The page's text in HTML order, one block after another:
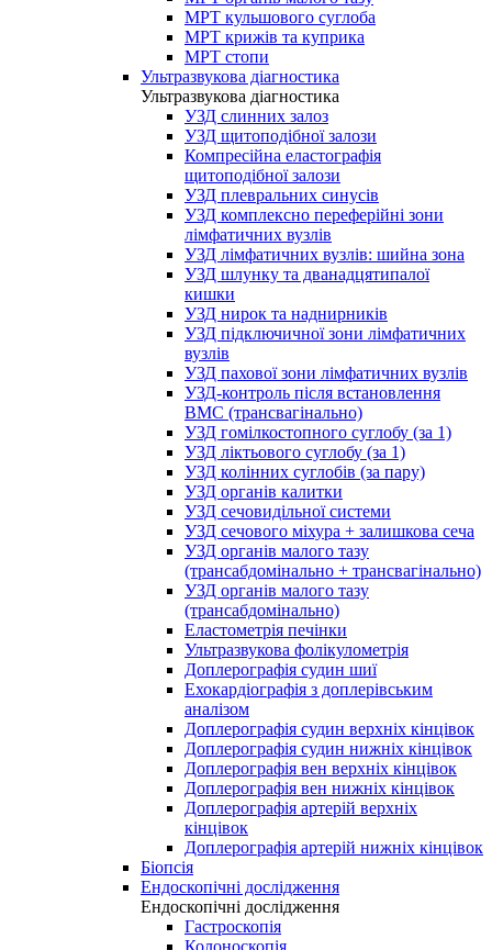
МРТ кульшового суглоба
МРТ крижів та куприка
МРТ стопи
Ультразвукова діагностика
Ультразвукова діагностика
УЗД слинних залоз
УЗД щитоподібної залози
Компресійна еластографія
щитоподібної залози
УЗД плевральних синусів
УЗД комплексно переферійні зони
лімфатичних вузлів
УЗД лімфатичних вузлів: шийна зона
УЗД шлунку та дванадцятипалої
кишки
УЗД нирок та наднирників
УЗД підключичної зони лімфатичних
вузлів
УЗД пахової зони лімфатичних вузлів
УЗД-контроль після встановлення
ВМС (трансвагінально)
УЗД гомілкостопного суглобу (за 1)
УЗД ліктьового суглобу (за 1)
УЗД колінних суглобів (за пару)
УЗД органів калитки
УЗД сечовидільної системи
УЗД сечового міхура + залишкова сеча
УЗД органів малого тазу
(трансабдомінально + трансвагінально)
УЗД органів малого тазу
(трансабдомінально)
Еластометрія печінки
Ультразвукова фолікулометрія
Доплерографія судин шиї
Ехокардіографія з доплерівським
аналізом
Доплерографія судин верхніх кінцівок
Доплерографія судин нижніх кінцівок
Доплерографія вен верхніх кінцівок
Доплерографія вен нижніх кінцівок
Доплерографія артерій верхніх
кінцівок
Доплерографія артерій нижніх кінцівок
Біопсія
Ендоскопічні дослідження
Ендоскопічні дослідження
Гастроскопія
Колоноскопія